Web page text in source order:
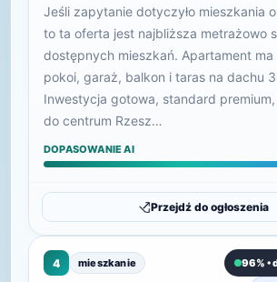
Jeśli zapytanie dotyczyło mieszkania
to ta oferta jest najbliższa metrażowo
dostępnych mieszkań. Apartament ma
pokoi, garaż, balkon i taras na dachu
Inwestycja gotowa, standard
do centrum Rzesz…
DOPASOWANIE AI
Przejdź do ogłoszenia
4 mieszkanie 96% •